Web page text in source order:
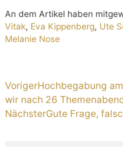
An dem Artikel haben
Vitak, Eva Kippenberg, Ute
Melanie Nose
VorigerHochbegabung
wir nach 26
NächsterGute Frage,